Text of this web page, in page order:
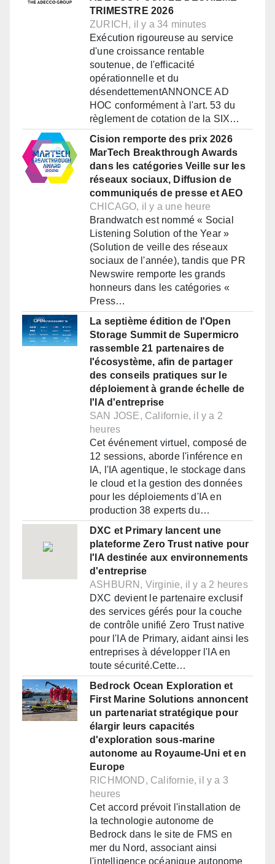
TRIMESTRE 2026
ZURICH, il y a 34 minutes
Exécution rigoureuse au service
d'une croissance rentable
soutenue, de l'efficacité
opérationnelle et du
désendettementANNONCE AD
HOC conformément à l'art. 53 du
règlement de cotation de la SIX…
Cision remporte des prix 2026
MarTech Breakthrough Awards
dans les catégories Veille sur les
réseaux sociaux, Diffusion de
communiqués de presse et AEO
CHICAGO, il y a une heure
Brandwatch est nommé « Social
Listening Solution of the Year »
(Solution de veille des réseaux
sociaux de l'année), tandis que PR
Newswire remporte les grands
honneurs dans les catégories «
Press…
La septième édition de l'Open
Storage Summit de Supermicro
rassemble 21 partenaires de
l'écosystème, afin de partager
des conseils pratiques sur le
déploiement à grande échelle de
l'IA d'entreprise
SAN JOSE, Californie, il y a 2
heures
Cet événement virtuel, composé de
12 sessions, aborde l'inférence en
IA, l'IA agentique, le stockage dans
le cloud et la gestion des données
pour les déploiements d'IA en
production 38 experts du…
DXC et Primary lancent une
plateforme Zero Trust native pour
l'IA destinée aux environnements
d'entreprise
ASHBURN, Virginie, il y a 2 heures
DXC devient le partenaire exclusif
des services gérés pour la couche
de contrôle unifié Zero Trust native
pour l'IA de Primary, aidant ainsi les
entreprises à développer l'IA en
toute sécurité.Cette…
Bedrock Ocean Exploration et
First Marine Solutions annoncent
un partenariat stratégique pour
élargir leurs capacités
d'exploration sous-marine
autonome au Royaume-Uni et en
Europe
RICHMOND, Californie, il y a 3
heures
Cet accord prévoit l'installation de
la technologie autonome de
Bedrock dans le site de FMS en
mer du Nord, associant ainsi
l'intelligence océanique autonome